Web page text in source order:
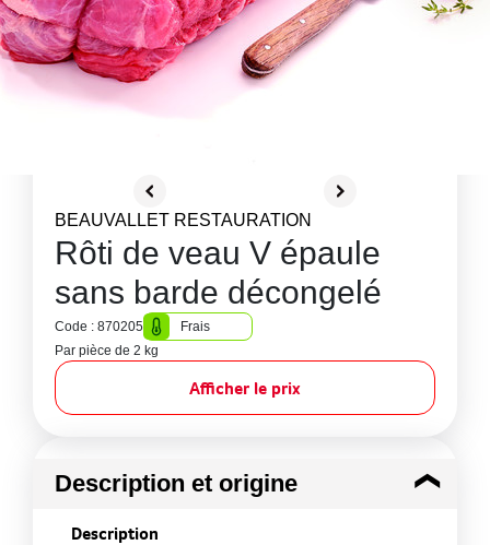
BEAUVALLET RESTAURATION
Rôti de veau V épaule
sans barde décongelé
Code : 870205
Frais
Par pièce de 2 kg
Afficher le prix
Description et origine
Description